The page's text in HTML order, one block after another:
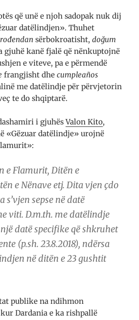
që unë e njoh sadopak nuk dij
datëlindjen». Thuhet
rođendan sërbokroatisht,doğum
gjuhë kanë fjalë që nënkuptojnë
e viteve, pa e përmendë
frangjisht dhecumpleaños
me datëlindje për përvjetorin
te do shqiptarë.
i gjuhësValon Kito,
«Gëzuar datëlindje» urojnë
e Flamurit, Ditën e
e Nënave etj. Dita vjen çdo
s’vjen sepse në datë
viti. D.m.th. me datëlindje
datë specifike që shkruhet
(p.sh. 23.8.2018), ndërsa
në ditën e 23 gushtit
publike na ndihmon
Dardania e ka rishpallë